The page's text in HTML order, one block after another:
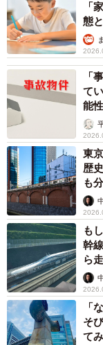
「
態
「
て
能
東
歴
も
し
も
幹
ら
係
「
そ
て